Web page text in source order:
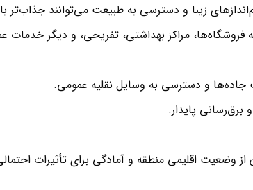
زیبا و دسترسی به طبیعت می‌توانند جذاب‌تر
فروشگاه‌ها، مراکز بهداشتی، تفریحی، و دیگر خدمات
جاده‌ها و دسترسی به وسایل نقلیه عمومی.
برق‌رسانی پایدار.
وضعیت اقلیمی منطقه و آمادگی برای تأثیرات